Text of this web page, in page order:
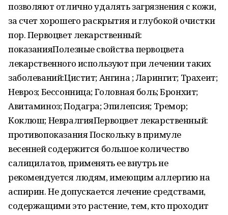
позволяют отлично удалять загрязнения с кожи,
за счет хорошего раскрытия и глубокой очистки
пор. Первоцвет лекарственный:
показанияПолезные свойства первоцвета
лекарственного используют при лечении таких
заболеваний:Цистит; Ангина ; Ларингит; Трахеит;
Невроз; Бессонница; Головная боль; Бронхит;
Авитаминоз; Подагра; Эпилепсия; Тремор;
Коклюш; НевралгияПервоцвет лекарственный:
противопоказания Поскольку в примуле
весенней содержится большое количество
салицилатов, применять ее внутрь не
рекомендуется людям, имеющим аллергию на
аспирин. Не допускается лечение средствами,
содержащими это растение, тем, кто проходит